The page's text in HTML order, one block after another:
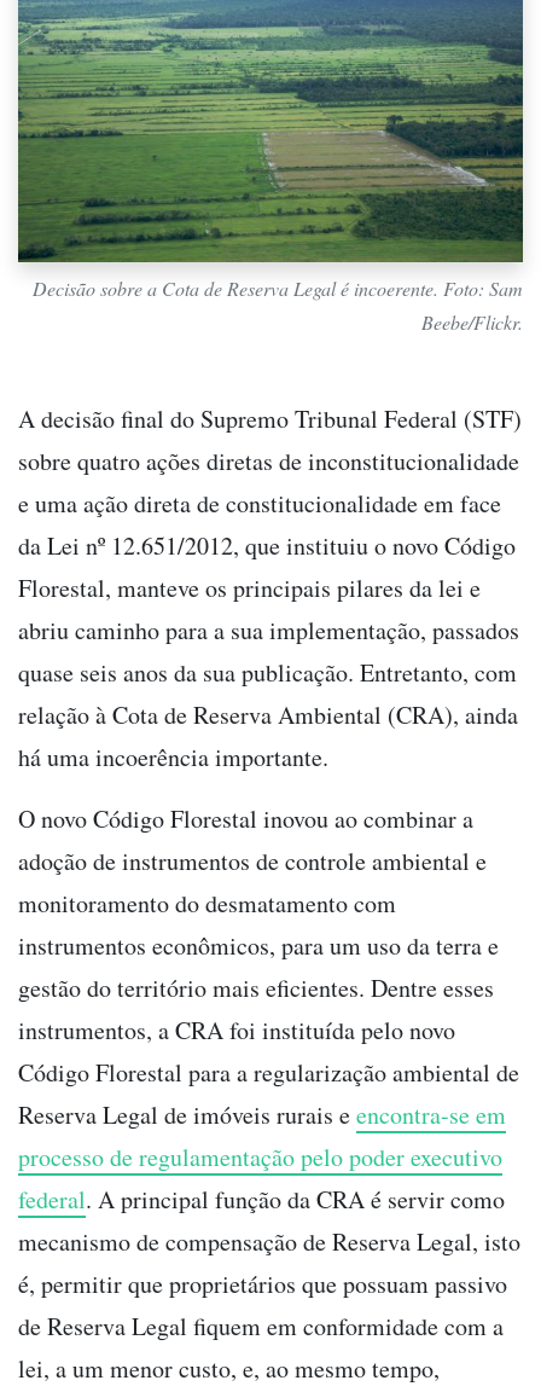
Decisão sobre a Cota de Reserva Legal é incoerente. Foto: Sam
Beebe/Flickr.
A decisão final do Supremo Tribunal Federal (STF)
sobre quatro ações diretas de inconstitucionalidade
e uma ação direta de constitucionalidade em face
da Lei nº 12.651/2012, que instituiu o novo Código
Florestal, manteve os principais pilares da lei e
abriu caminho para a sua implementação, passados
quase seis anos da sua publicação. Entretanto, com
relação à Cota de Reserva Ambiental (CRA), ainda
há uma incoerência importante.
O novo Código Florestal inovou ao combinar a
adoção de instrumentos de controle ambiental e
monitoramento do desmatamento com
instrumentos econômicos, para um uso da terra e
gestão do território mais eficientes. Dentre esses
instrumentos, a CRA foi instituída pelo novo
Código Florestal para a regularização ambiental de
Reserva Legal de imóveis rurais eencontra-se em
processo de regulamentação pelo poder executivo
federal. A principal função da CRA é servir como
mecanismo de compensação de Reserva Legal, isto
é, permitir que proprietários que possuam passivo
de Reserva Legal fiquem em conformidade com a
lei, a um menor custo, e, ao mesmo tempo,